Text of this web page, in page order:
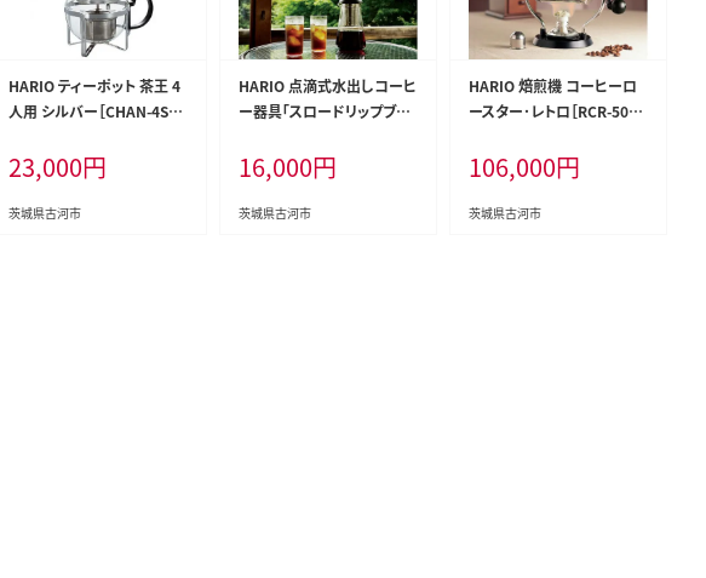
HARIO ティーポット 茶王 4
人用 シルバー［CHAN-4SV］
ン 日用品 キッチン用品 日本
製 おしゃれ かわいい_BE39
23,000円
茨城県古河市
HARIO 点滴式水出しコーヒ
ー器具「スロードリップブリ
B］｜ハリオ 耐熱 ガラス キッ
チン 日用品 キッチン用品 日
本製 おしゃれ かわいい 点
16,000円
茨城県古河市
HARIO 焙煎機 コーヒーロ
ースター･レトロ［RCR-50］
ン 日用品 キッチン用品 日本
製 おしゃれ かわいい コー
ヒー 焙煎 焙煎機 自家焙煎
106,000円
茨城県古河市